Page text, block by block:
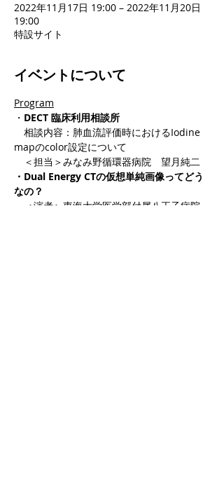
2022年11月17日 19:00 – 2022年11月20日
19:00
特設サイト
イベントについて
Program
・ DECT 臨床利用相談所
相談内容：肺血流評価時におけるIodine
mapのcolor設定について
＜担当＞みなみ野循環器病院　望月純二
・Dual Energy CTの仮想単純画像ってどう
なの？
＜演者＞東海大学医学部付属八王子病院